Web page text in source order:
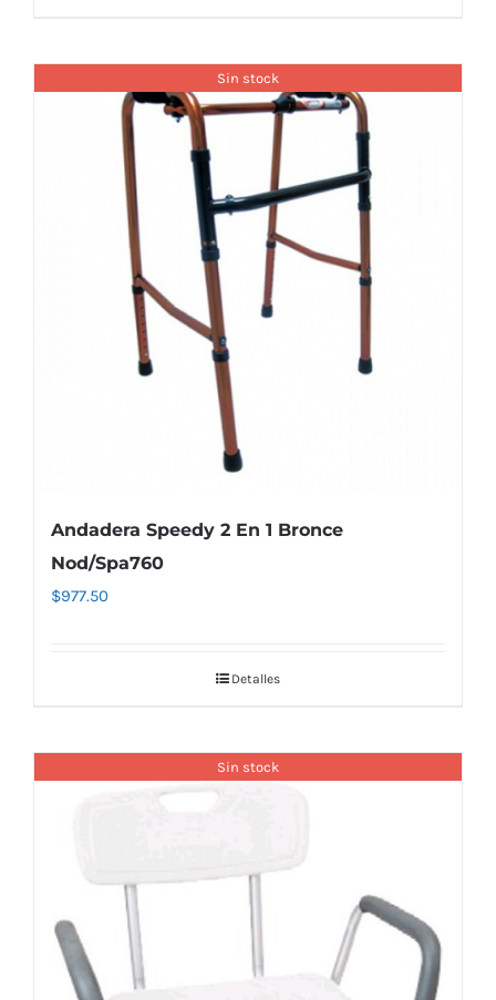
Sin stock
Andadera Speedy 2 En 1 Bronce
Nod/Spa760
$977.50
Detalles
Sin stock